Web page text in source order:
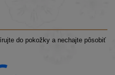
do pokožky a nechajte pôsobiť